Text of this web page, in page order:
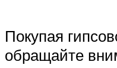
Покупая
обращайте